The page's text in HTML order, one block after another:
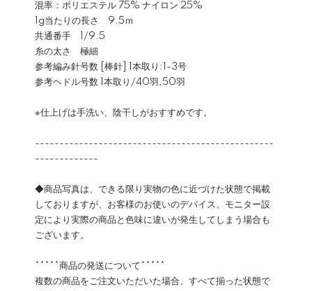
混率：ポリエステル 75% ナイロン 25%
1g当たりの長さ 9.5ｍ
共通番手 1/9.5
糸の太さ 極細
参考編み針号数 [棒針] 1本取り:1-3号
参考ヘドル号数 1本取り/40羽,50羽
※仕上げは手洗い、陰干しがおすすめです。
-------------------------------------------------
-------------
◆商品写真は、できる限り実物の色に近づけた状態で掲載
しておりますが、お客様のお使いのデバイス、モニター設
定により実際の商品と色味に違いが発生してしまう場合も
ございます。
*****商品の発送について*****
複数の商品をご注文いただいた場合、すべて揃った状態で